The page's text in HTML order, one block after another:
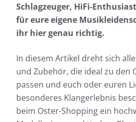
Schlagzeuger, HiFi-
für eure eigene
ihr hier genau richtig.
In diesem Artikel dreht sich
und Zubehör, die ideal zu den
passen und euch oder euren
besonderes Klangerlebnis
beim Oster-Shopping ein